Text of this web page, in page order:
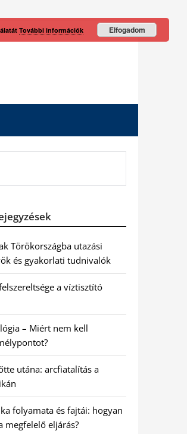
Törökországba utazási
és gyakorlati tudnivalók
a víztisztító
– Miért nem kell
utána: arcfiatalítás a
folyamata és fajtái: hogyan
megfelelő eljárás?
További információk Elfogadom